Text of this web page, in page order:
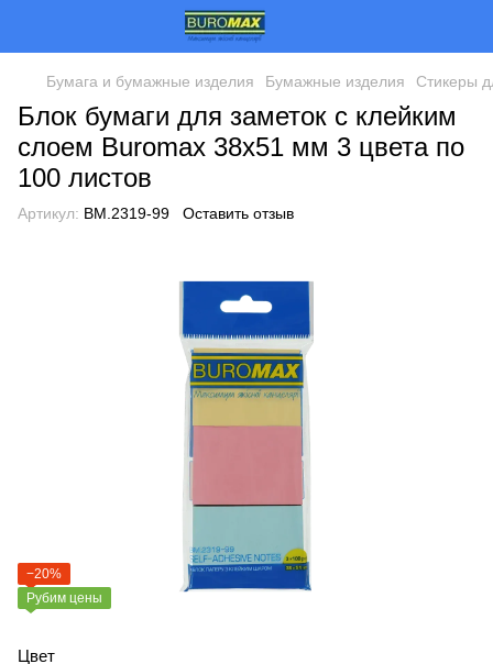
Бумага и бумажные изделия Бумажные изделия Стикеры
Блок бумаги для заметок с клейким
слоем Buromax 38x51 мм 3 цвета по
100 листов
Артикул: BM.2319-99 Оставить отзыв
−20%
Рубим цены
Цвет